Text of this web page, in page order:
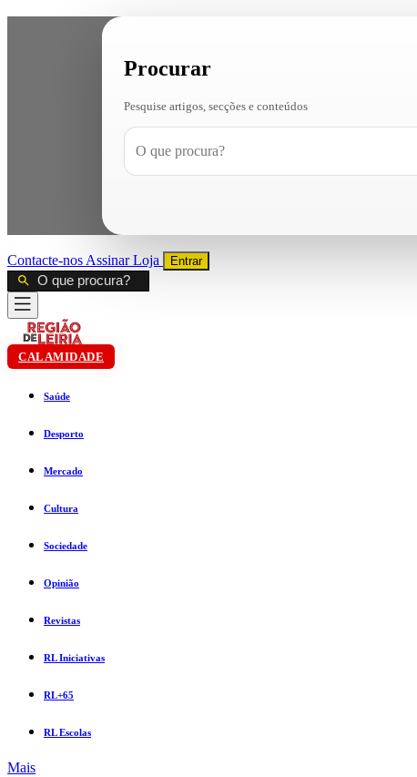
Procurar
Pesquise artigos, secções e conteúdos
Contacte-nos AssinarLoja Entrar
CALAMIDADE
Saúde
Desporto
Mercado
Cultura
Sociedade
Opinião
Revistas
RL Iniciativas
RL+65
RL Escolas
Mais